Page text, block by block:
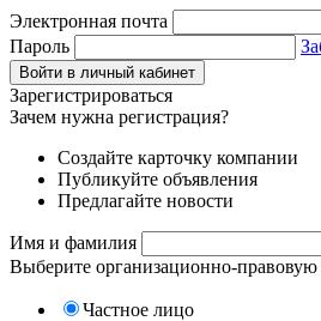
Электронная почта
Пароль
Зарегистрироваться
Зачем нужна регистрация?
Создайте карточку компании
Публикуйте объявления
Предлагайте новости
Имя и фамилия
Выберите организационно-
Частное лицо